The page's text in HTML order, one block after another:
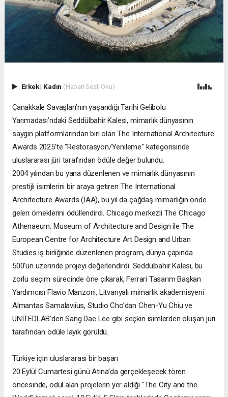
Erkek| Kadın (Haberi Sesli Oku)
Çanakkale Savaşları’nın yaşandığı Tarihi Gelibolu
Yarımadası’ndaki Seddülbahir Kalesi, mimarlık dünyasının
saygın platformlarından biri olan The International Architecture
Awards 2025’te "Restorasyon/Yenileme" kategorisinde
uluslararası jüri tarafından ödüle değer bulundu.
2004 yılından bu yana düzenlenen ve mimarlık dünyasının
prestijli isimlerini bir araya getiren The International
Architecture Awards (IAA), bu yıl da çağdaş mimarlığın önde
gelen örneklerini ödüllendirdi. Chicago merkezli The Chicago
Athenaeum: Museum of Architecture and Design ile The
European Centre for Architecture Art Design and Urban
Studies iş birliğinde düzenlenen program, dünya çapında
500’ün üzerinde projeyi değerlendirdi. Seddülbahir Kalesi, bu
zorlu seçim sürecinde öne çıkarak, Ferrari Tasarım Başkan
Yardımcısı Flavio Manzoni, Litvanyalı mimarlık akademisyeni
Almantas Samalaviius, Studio Cho’dan Chen-Yu Chiu ve
UNITEDLAB’den Sang Dae Lee gibi seçkin isimlerden oluşan jüri
tarafından ödüle layık görüldü.
Türkiye için uluslararası bir başarı
20 Eylül Cumartesi günü Atina’da gerçekleşecek tören
öncesinde, ödül alan projelerin yer aldığı "The City and the